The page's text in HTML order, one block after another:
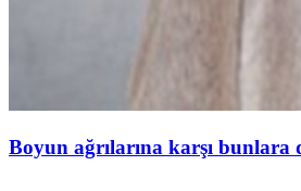
Boyun ağrılarına karşı bunlara